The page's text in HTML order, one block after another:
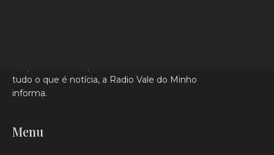
tudo o que é notícia, a Radio Vale do Minho
informa.
Menu